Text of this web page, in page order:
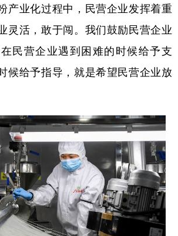
产业化过程中，民营企业发挥着重
灵活，敢于闯。我们鼓励民营企业
民营企业遇到困难的时候给予支
候给予指导，就是希望民营企业放